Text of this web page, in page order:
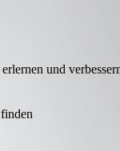
und